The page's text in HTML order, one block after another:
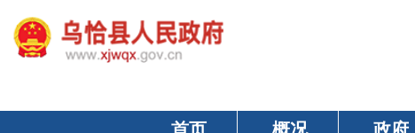
首页 概况 政府